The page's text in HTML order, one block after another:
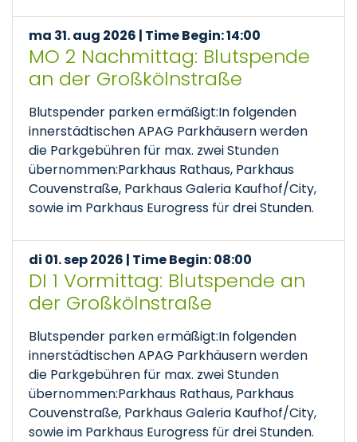
ma 31. aug 2026 | Time Begin: 14:00
MO 2 Nachmittag: Blutspende
an der Großkölnstraße
Blutspender parken ermäßigt:In folgenden
innerstädtischen APAG Parkhäusern werden
die Parkgebühren für max. zwei Stunden
übernommen:Parkhaus Rathaus, Parkhaus
Couvenstraße, Parkhaus Galeria Kaufhof/City,
sowie im Parkhaus Eurogress für drei Stunden.
di 01. sep 2026 | Time Begin: 08:00
DI 1 Vormittag: Blutspende an
der Großkölnstraße
Blutspender parken ermäßigt:In folgenden
innerstädtischen APAG Parkhäusern werden
die Parkgebühren für max. zwei Stunden
übernommen:Parkhaus Rathaus, Parkhaus
Couvenstraße, Parkhaus Galeria Kaufhof/City,
sowie im Parkhaus Eurogress für drei Stunden.